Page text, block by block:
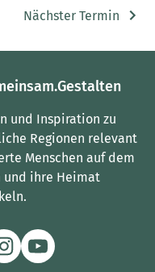
Nächster Termin
und Inspiration zu
Regionen relevant
Menschen auf dem
und ihre Heimat